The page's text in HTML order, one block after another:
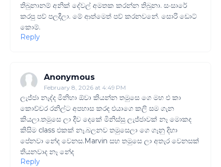
තිබුනානම් අනික් දේවල් අමතක කරන්න තිබුනා. සංසාරේ
කරපු පව් පලදීලා. මේ ආත්මෙත් පව් කරනවනේ. සොරි ඩොට්
කොම්.
Reply
Anonymous
February 8, 2026 at 4:49 PM
ලැජ්ජා නැද්ද මිනිහා ඕවා කියන්න තමුසෙ ගෙ මහ එ කා
කොච්චර රනිල්ට අපහාස කරද එයාගෙ කලි සම ගැන
කියලා.තමුසෙ ලා දීව දෙකේ මිනිස්සු ලැජ්ජාවක් නෑ මොකද
කිසිම class එකක් නෑ.බලනව තමුසෙලා ගෙ ගෑනු දිහා
පේනවා නේද වෙනස.Marvin සහ තමුසෙ ලා අතැර වෙනසක්
තියනවාද නෑ නේද
Reply